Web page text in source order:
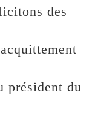
des
président du